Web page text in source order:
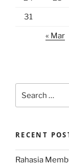
31
« Mar
for:
RECENT
Rahasia